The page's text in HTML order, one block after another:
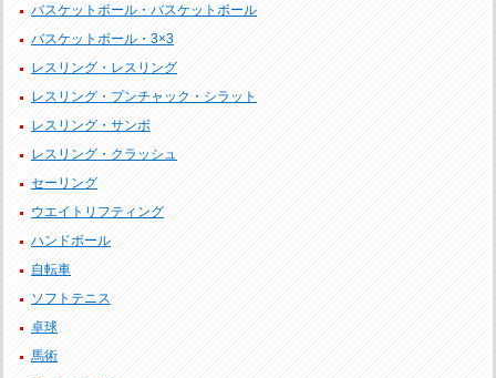
バスケットボール・バスケットボール
バスケットボール・3×3
レスリング・レスリング
レスリング・プンチャック・シラット
レスリング・サンボ
レスリング・クラッシュ
セーリング
ウエイトリフティング
ハンドボール
自転車
ソフトテニス
卓球
馬術